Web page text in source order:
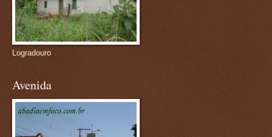
Logradouro
Avenida